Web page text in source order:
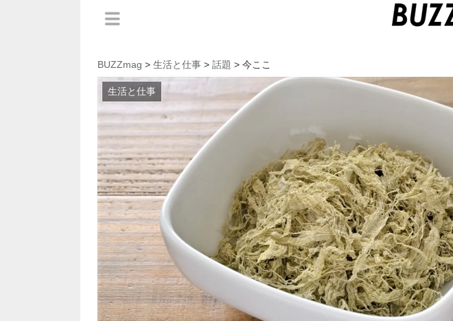
BUZZmag > 生活と仕事 > 話題 > 今ここ
生活と仕事